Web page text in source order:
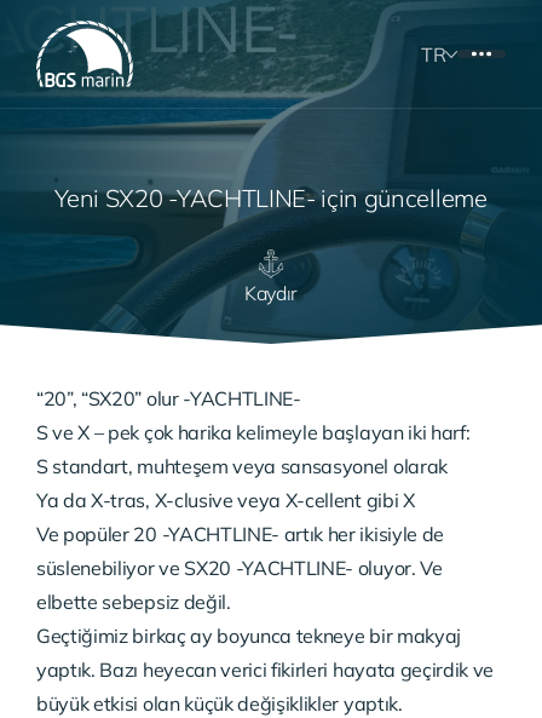
TR
Yeni SX20 -YACHTLINE- için güncelleme
Kaydır
“20”, “SX20” olur -YACHTLINE-
S ve X – pek çok harika kelimeyle başlayan iki harf:
S standart, muhteşem veya sansasyonel olarak
Ya da X-tras, X-clusive veya X-cellent gibi X
Ve popüler 20 -YACHTLINE- artık her ikisiyle de
süslenebiliyor ve SX20 -YACHTLINE- oluyor. Ve
elbette sebepsiz değil.
Geçtiğimiz birkaç ay boyunca tekneye bir makyaj
yaptık. Bazı heyecan verici fikirleri hayata geçirdik ve
büyük etkisi olan küçük değişiklikler yaptık.